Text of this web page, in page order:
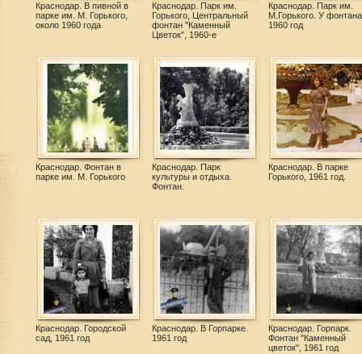
Краснодар. В пивной в
парке им. М. Горького,
около 1960 года
Краснодар. Парк им.
Горького, Центральный
фонтан "Каменный
Цветок", 1960-е
Краснодар. Парк им.
М.Горького. У
1960 год
Краснодар. Фонтан в
парке им. М. Горького
Краснодар. Парк
культуры и отдыха.
Фонтан.
Краснодар. В парке
Горького, 1961 год.
Краснодар. Городской
сад, 1961 год
Краснодар. В Горпарке.
1961 год
Краснодар. Горпарк.
Фонтан "Каменный
цветок", 1961 год